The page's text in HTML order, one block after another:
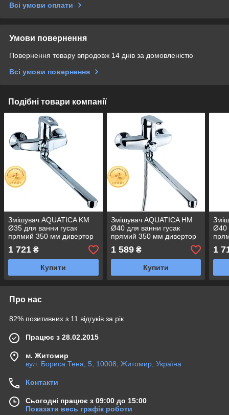
Всі умови оплати
Умови повернення
Повернення товару впродовж 14 днів за домовленістю
Всі умови повернення
Подібні товари компанії
Змішувач AQUATICA KM
Ø35 для ванни гусак
прямий 350 мм дивертор
вбудований картриджний
KM-2C233C (9740220)
1 721 ₴
Купити
Змішувач AQUATICA HM
Ø40 для ванни гусак
прямий 350 мм дивертор
вбудований картриджний
HM-2C231C (9736220)
1 589₴
Купити
Ø40
KN-
1
Про нас
82% позитивних з 11 відгуків за рік
Працює з 28.02.2015
м. Житомир
вул. Бориса Тена, 5, 10008, Житомир, Україна
Контакти
Сьогодні працює з 09:00 до 15:00
Показати весь графік роботи